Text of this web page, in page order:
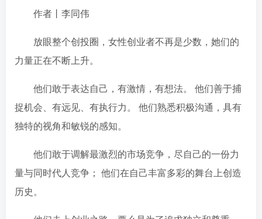
作者丨李同伟
放眼整个创投圈，女性创业者不再是少数，她们的
力量正在不断上升。
他们敢于表达自己，有激情，有想法。 他们善于捕
捉机会、有远见、有执行力。 他们熟悉积极沟通，具有
独特的视角和敏锐的感知。
他们敢于调解最激烈的市场竞争，尽自己的一份力
量与同时代人竞争； 他们在自己丰富多彩的舞台上创造
历史。